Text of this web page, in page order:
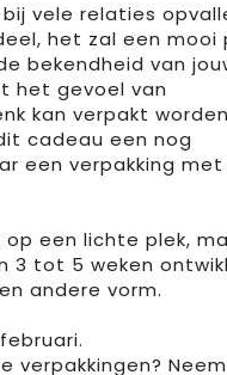
vele relaties
het zal een mooi
bekendheid van
het gevoel van
kan verpakt
cadeau een nog
een verpakking met
een lichte plek,
3 tot 5 weken
andere vorm.